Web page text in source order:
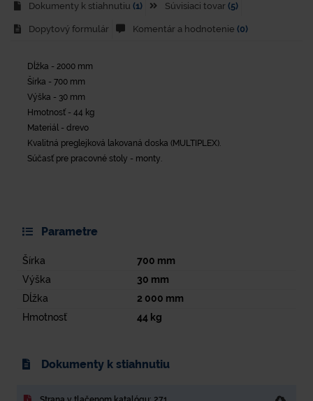
Dokumenty k stiahnutiu (1) Súvisiaci tovar (5)
Dopytový formulár Komentár a hodnotenie (0)
Dĺžka - 2000 mm
Šírka - 700 mm
Výška - 30 mm
Hmotnosť - 44 kg
Materiál - drevo
Kvalitná preglejková lakovaná doska (MULTIPLEX).
Súčasť pre pracovné stoly - monty.
Parametre
Šírka 700 mm
Výška
30 mm
Dĺžka
2 000 mm
Hmotnosť
44kg
Dokumenty k stiahnutiu